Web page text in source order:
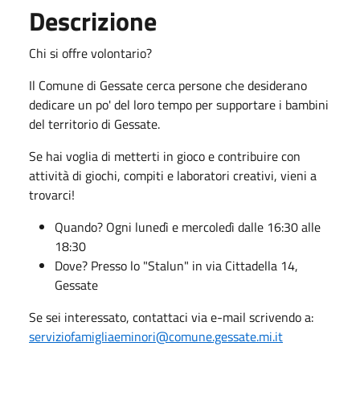
Descrizione
Chi si offre volontario?
Il Comune di Gessate cerca persone che desiderano
dedicare un po' del loro tempo per supportare i bambini
del territorio di Gessate.
Se hai voglia di metterti in gioco e contribuire con
attività di giochi, compiti e laboratori creativi, vieni a
trovarci!
Quando? Ogni lunedì e mercoledì dalle 16:30 alle
18:30
Dove? Presso lo "Stalun" in via Cittadella 14,
Gessate
Se sei interessato, contattaci via e-mail scrivendo a:
serviziofamigliaeminori@comune.gessate.mi.it